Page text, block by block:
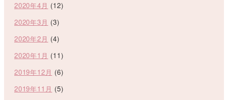
2020年4月 (12)
2020年3月 (3)
2020年2月 (4)
2020年1月 (11)
2019年12月 (6)
2019年11月 (5)